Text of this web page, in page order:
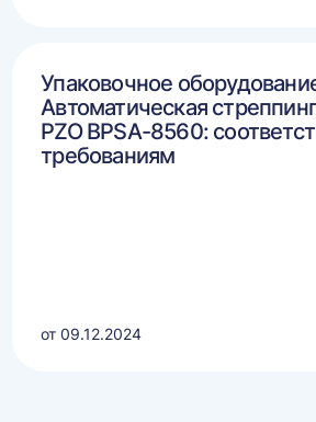
Упаковочное
Автоматическая
PZO BPSA-8560:
требованиям
от 09.12.2024